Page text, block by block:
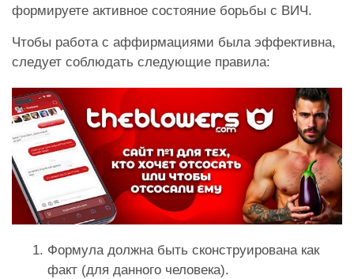
формируете активное состояние борьбы с ВИЧ.
Чтобы работа с аффирмациями была эффективна,
следует соблюдать следующие правила:
Формула должна быть сконструирована как
факт (для данного человека).